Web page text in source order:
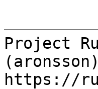
Project
https://